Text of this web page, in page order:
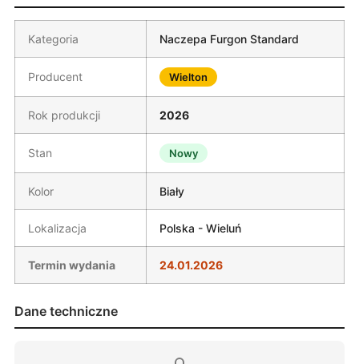
Kategoria Naczepa Furgon Standard
Producent Wielton
Rok produkcji 2026
Stan Nowy
Kolor Biały
Lokalizacja Polska - Wieluń
Termin wydania 24.01.2026
Dane techniczne